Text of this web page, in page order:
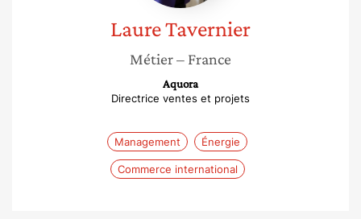
LaureTavernier
Métier– France
Aquora
Directrice ventes et projets
Management Énergie
Commerce international